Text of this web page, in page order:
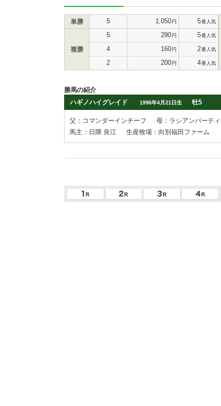
単勝 5 1,050円 5番人気
複勝
5 290円 5番人気
4 160円 2番人気
2 200円 4番人気
勝馬の紹介
ハギノハイグレイド
1996年4月21日生 牡5
父：コマンダーインチーフ
母：ラシアンパーティ
馬主：日隈 良江
生産牧場：向別福田ファーム